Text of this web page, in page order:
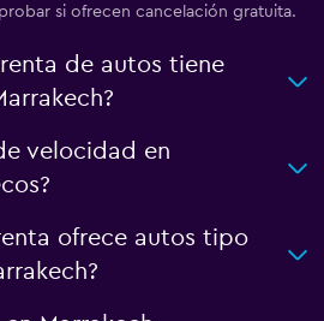
si ofrecen cancelación gratuita.
de autos tiene
velocidad en
ofrece autos tipo